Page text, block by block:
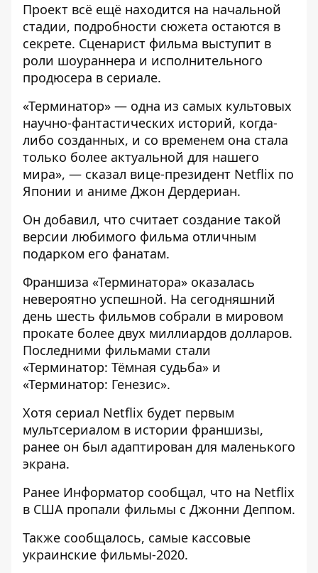
Проект всё ещё находится на начальной
стадии, подробности сюжета остаются в
секрете. Сценарист фильма выступит в
роли шоураннера и исполнительного
продюсера в сериале.
«Терминатор» — одна из самых культовых
научно-фантастических историй, когда-
либо созданных, и со временем она стала
только более актуальной для нашего
мира», — сказал вице-президент Netflix по
Японии и аниме Джон Дердериан.
Он добавил, что считает создание такой
версии любимого фильма отличным
подарком его фанатам.
Франшиза «Терминатора» оказалась
невероятно успешной. На сегодняшний
день шесть фильмов собрали в мировом
прокате более двух миллиардов долларов.
Последними фильмами стали
«Терминатор: Тёмная судьба» и
«Терминатор: Генезис».
Хотя сериал Netflix будет первым
мультсериалом в истории франшизы,
ранее он был адаптирован для маленького
экрана.
Ранее Информатор сообщал, что на Netflix
в США пропали фильмы с Джонни Деппом.
Также сообщалось, самые кассовые
украинские фильмы-2020.